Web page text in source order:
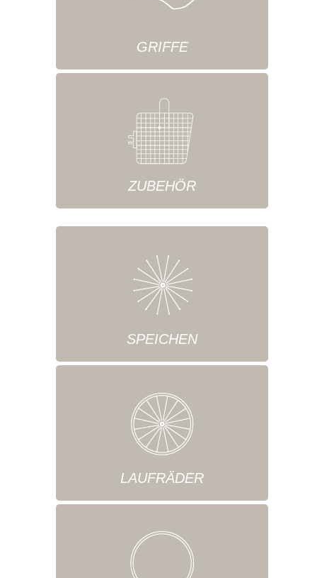
GRIFFE
ZUBEHÖR
SPEICHEN
LAUFRÄDER